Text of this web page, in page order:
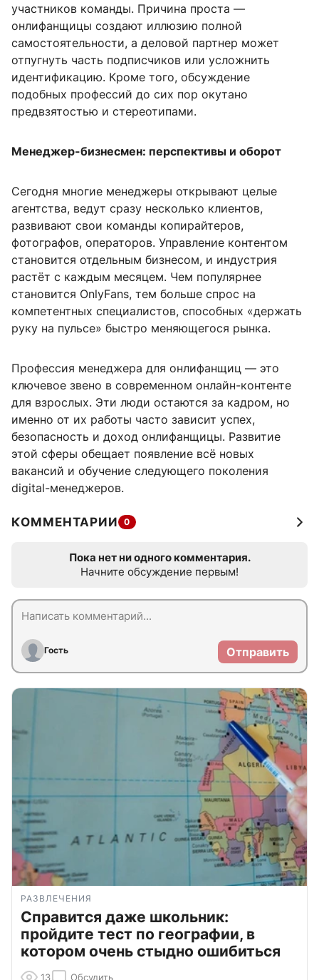
участников команды. Причина проста —
онлифанщицы создают иллюзию полной
самостоятельности, а деловой партнер может
отпугнуть часть подписчиков или усложнить
идентификацию. Кроме того, обсуждение
подобных профессий до сих пор окутано
предвзятостью и стереотипами.
Менеджер-бизнесмен: перспективы и оборот
Сегодня многие менеджеры открывают целые
агентства, ведут сразу несколько клиентов,
развивают свои команды копирайтеров,
фотографов, операторов. Управление контентом
становится отдельным бизнесом, и индустрия
растёт с каждым месяцем. Чем популярнее
становится OnlyFans, тем больше спрос на
компетентных специалистов, способных «держать
руку на пульсе» быстро меняющегося рынка.
Профессия менеджера для онлифанщиц — это
ключевое звено в современном онлайн-контенте
для взрослых. Эти люди остаются за кадром, но
именно от их работы часто зависит успех,
безопасность и доход онлифанщицы. Развитие
этой сферы обещает появление всё новых
вакансий и обучение следующего поколения
digital-менеджеров.
КОММЕНТАРИИ 0
Пока нет ни одного комментария.
Начните обсуждение первым!
Гость Отправить
РАЗВЛЕЧЕНИЯ
Справится даже школьник:
пройдите тест по географии, в
котором очень стыдно ошибиться
13 Обсудить